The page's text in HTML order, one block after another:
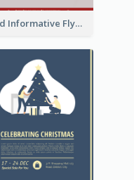
Red Informative Flyers With Simple Graphics